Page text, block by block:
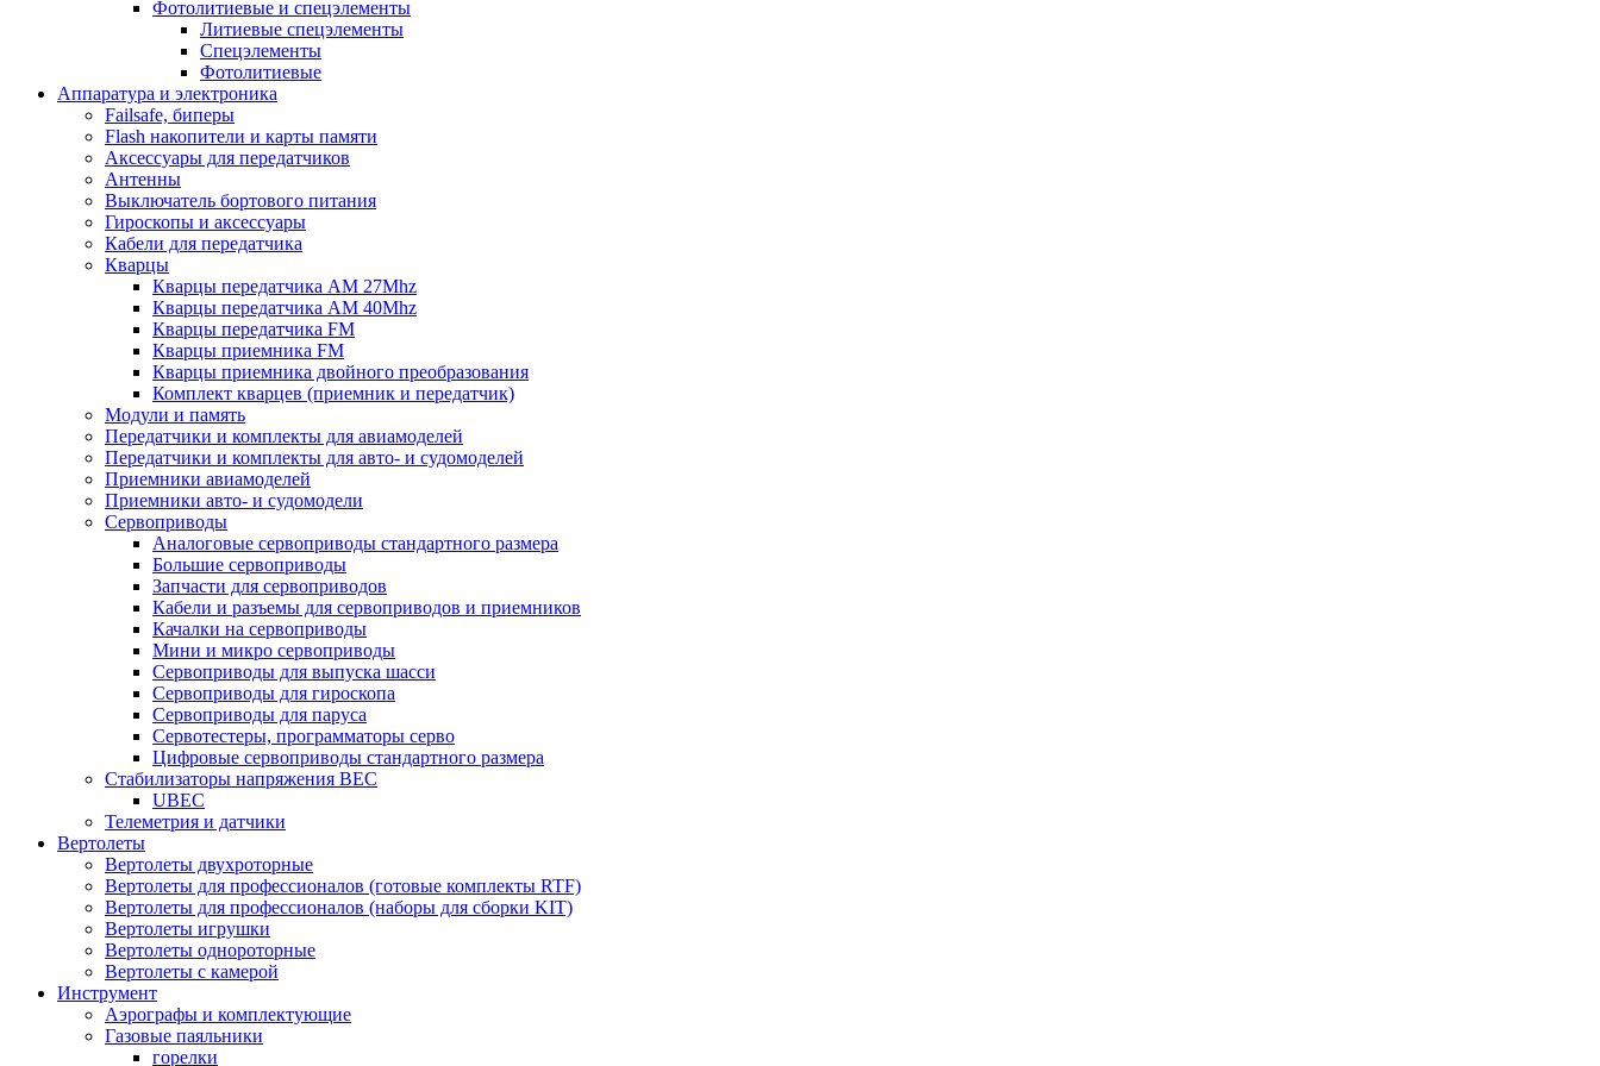
Фотолитиевые и спецэлементы
Литиевые спецэлементы
Спецэлементы
Фотолитиевые
Аппаратура и электроника
Failsafe, биперы
Flash накопители и карты памяти
Аксессуары для передатчиков
Антенны
Выключатель бортового питания
Гироскопы и аксессуары
Кабели для передатчика
Кварцы
Кварцы передатчика AM 27Mhz
Кварцы передатчика AM 40Mhz
Кварцы передатчика FM
Кварцы приемника FM
Кварцы приемника двойного преобразования
Комплект кварцев (приемник и передатчик)
Модули и память
Передатчики и комплекты для авиамоделей
Передатчики и комплекты для авто- и судомоделей
Приемники авиамоделей
Приемники авто- и судомодели
Сервоприводы
Аналоговые сервоприводы стандартного размера
Большие сервоприводы
Запчасти для сервоприводов
Кабели и разъемы для сервоприводов и приемников
Качалки на сервоприводы
Мини и микро сервоприводы
Сервоприводы для выпуска шасси
Сервоприводы для гироскопа
Сервоприводы для паруса
Сервотестеры, программаторы серво
Цифровые сервоприводы стандартного размера
Стабилизаторы напряжения BEC
UBEC
Телеметрия и датчики
Вертолеты
Вертолеты двухроторные
Вертолеты для профессионалов (готовые комплекты RTF)
Вертолеты для профессионалов (наборы для сборки KIT)
Вертолеты игрушки
Вертолеты однороторные
Вертолеты с камерой
Инструмент
Аэрографы и комплектующие
Газовые паяльники
горелки